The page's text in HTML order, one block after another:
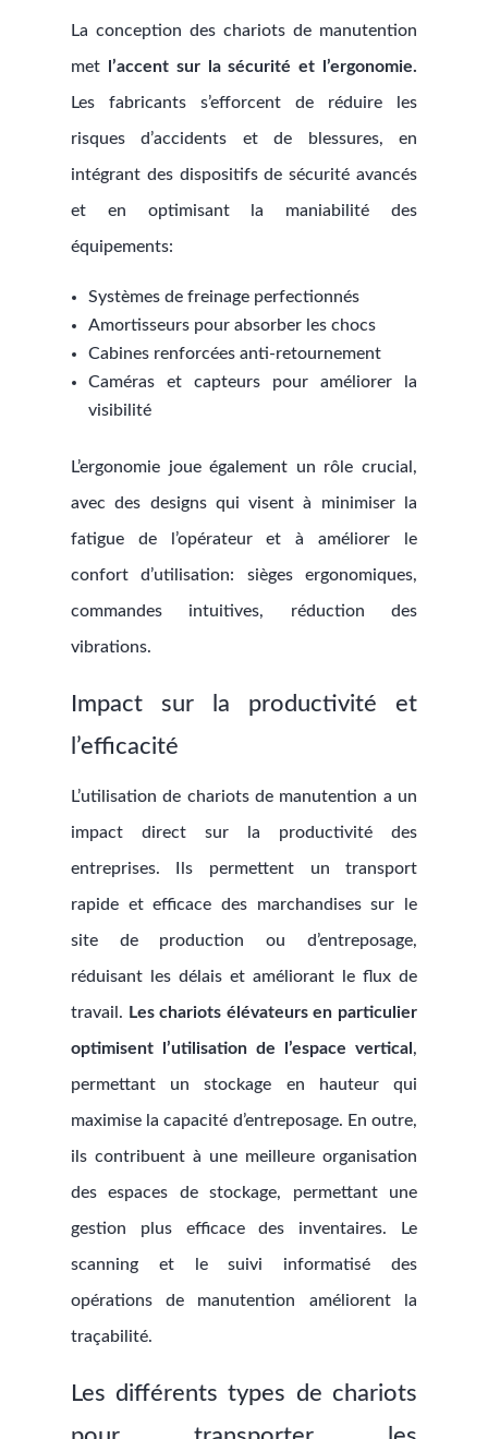
La conception des chariots de manutention
met l’accent sur la sécurité et l’ergonomie.
Les fabricants s’efforcent de réduire les
risques d’accidents et de blessures, en
intégrant des dispositifs de sécurité avancés
et en optimisant la maniabilité des
équipements:
Systèmes de freinage perfectionnés
Amortisseurs pour absorber les chocs
Cabines renforcées anti-retournement
Caméras et capteurs pour améliorer la
visibilité
L’ergonomie joue également un rôle crucial,
avec des designs qui visent à minimiser la
fatigue de l’opérateur et à améliorer le
confort d’utilisation: sièges ergonomiques,
commandes intuitives, réduction des
vibrations.
Impact sur la productivité et
l’efficacité
L’utilisation de chariots de manutention a un
impact direct sur la productivité des
entreprises. Ils permettent un transport
rapide et efficace des marchandises sur le
site de production ou d’entreposage,
réduisant les délais et améliorant le flux de
travail. Les chariots élévateurs en particulier
optimisent l’utilisation de l’espace vertical ,
permettant un stockage en hauteur qui
maximise la capacité d’entreposage. En outre,
ils contribuent à une meilleure organisation
des espaces de stockage, permettant une
gestion plus efficace des inventaires. Le
scanning et le suivi informatisé des
opérations de manutention améliorent la
traçabilité.
Les différents types de chariots